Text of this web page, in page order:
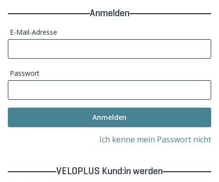
Anmelden
E-Mail-Adresse
Passwort
Anmelden
Ich kenne mein Passwort nicht
VELOPLUS Kund:in werden